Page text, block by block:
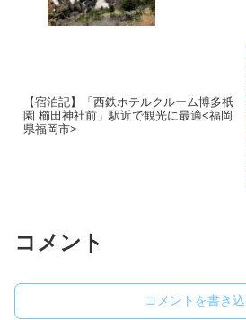
【宿泊記】「西鉄ホテルクルーム博多祇
園 櫛田神社前」駅近で観光に最適<福岡
県福岡市>
コメント
コメントを書き